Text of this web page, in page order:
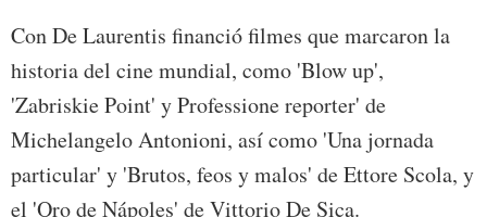
Con De Laurentis financió filmes que marcaron la
historia del cine mundial, como 'Blow up',
'Zabriskie Point' y Professione reporter' de
Michelangelo Antonioni, así como 'Una jornada
particular' y 'Brutos, feos y malos' de Ettore Scola, y
el 'Oro de Nápoles' de Vittorio De Sica.